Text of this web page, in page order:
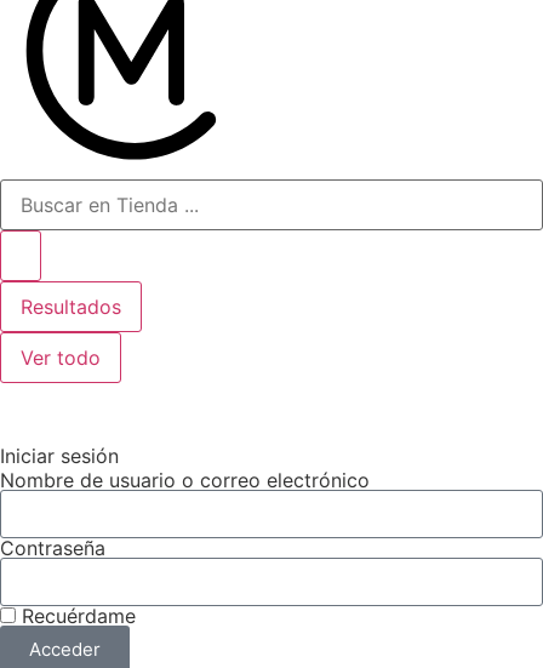
Resultados
Ver todo
Iniciar sesión
Nombre de usuario o correo electrónico
Contraseña
Recuérdame
Acceder